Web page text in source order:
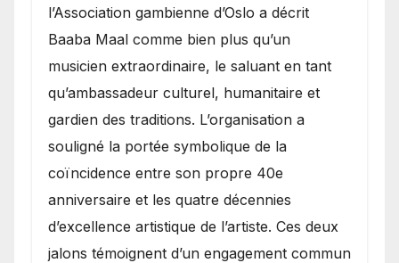
l’Association gambienne d’Oslo a décrit
Baaba Maal comme bien plus qu’un
musicien extraordinaire, le saluant en tant
qu’ambassadeur culturel, humanitaire et
gardien des traditions. L’organisation a
souligné la portée symbolique de la
coïncidence entre son propre 40e
anniversaire et les quatre décennies
d’excellence artistique de l’artiste. Ces deux
jalons témoignent d’un engagement commun